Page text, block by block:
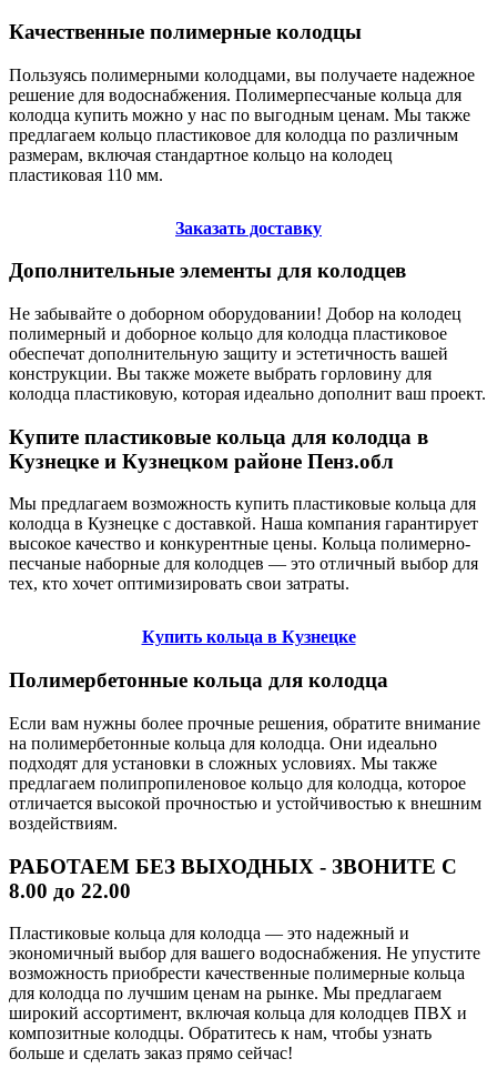
Качественные полимерные колодцы
Пользуясь полимерными колодцами, вы получаете надежное
решение для водоснабжения. Полимерпесчаные кольца для
колодца купить можно у нас по выгодным ценам. Мы также
предлагаем кольцо пластиковое для колодца по различным
размерам, включая стандартное кольцо на колодец
пластиковая 110 мм.
Заказать доставку
Дополнительные элементы для колодцев
Не забывайте о доборном оборудовании! Добор на колодец
полимерный и доборное кольцо для колодца пластиковое
обеспечат дополнительную защиту и эстетичность вашей
конструкции. Вы также можете выбрать горловину для
колодца пластиковую, которая идеально дополнит ваш проект.
Купите пластиковые кольца для колодца в
Кузнецке и Кузнецком районе Пенз.обл
Мы предлагаем возможность купить пластиковые кольца для
колодца в Кузнецке с доставкой. Наша компания гарантирует
высокое качество и конкурентные цены. Кольца полимерно-
песчаные наборные для колодцев — это отличный выбор для
тех, кто хочет оптимизировать свои затраты.
Купить кольца в Кузнецке
Полимербетонные кольца для колодца
Если вам нужны более прочные решения, обратите внимание
на полимербетонные кольца для колодца. Они идеально
подходят для установки в сложных условиях. Мы также
предлагаем полипропиленовое кольцо для колодца, которое
отличается высокой прочностью и устойчивостью к внешним
воздействиям.
РАБОТАЕМ БЕЗ ВЫХОДНЫХ - ЗВОНИТЕ С
8.00 до 22.00
Пластиковые кольца для колодца — это надежный и
экономичный выбор для вашего водоснабжения. Не упустите
возможность приобрести качественные полимерные кольца
для колодца по лучшим ценам на рынке. Мы предлагаем
широкий ассортимент, включая кольца для колодцев ПВХ и
композитные колодцы. Обратитесь к нам, чтобы узнать
больше и сделать заказ прямо сейчас!